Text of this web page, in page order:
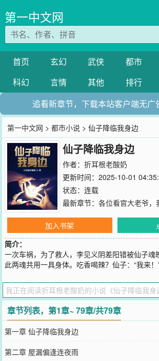
第一中文网
首页 玄幻 武侠 都市
科幻
言情 其他 排行
追看新章节，下载本站客户端无广
第一中文网 >都市小说 > 仙子降临我身边
仙子降临我身边
作者： 折耳根老酸奶
更新时间：2025-10-01
状态：连载
最新章节： 各位看官大老爷，
加入书架
简介：
一次车祸，为了救人，李见义阴差阳错被仙子魂
此两魂共用一具身体。吃香喝辣？仙子：“我来！
见义，身体还你。”这是一个关于不想努力的堕落
见义的赚钱除灵日常。
您要是觉得《 仙子降临我身边》还不错的话请不
博微信里的朋友推荐哦！
章节列表，第1章~ 79章/共79章
第一章 仙子降临我身边
第二章 屋漏偏逢连夜雨